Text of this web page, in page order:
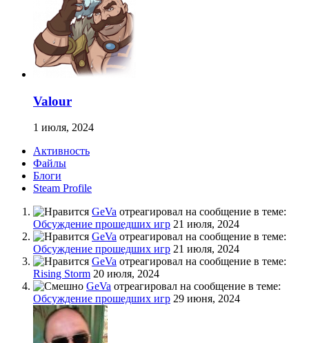
Valour
1 июля, 2024
Активность
Файлы
Блоги
Steam Profile
GeVa отреагировал на сообщение в теме:
Обсуждение прошедших игр 21 июля, 2024
GeVa отреагировал на сообщение в теме:
Обсуждение прошедших игр 21 июля, 2024
GeVa отреагировал на сообщение в теме:
Rising Storm 20 июля, 2024
GeVa отреагировал на сообщение в теме:
Обсуждение прошедших игр 29 июня, 2024